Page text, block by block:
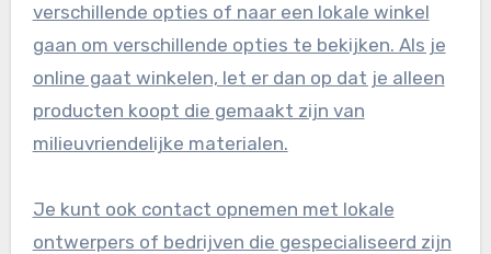
verschillende opties of naar een lokale winkel
gaan om verschillende opties te bekijken. Als je
online gaat winkelen, let er dan op dat je alleen
producten koopt die gemaakt zijn van
milieuvriendelijke materialen.
Je kunt ook contact opnemen met lokale
ontwerpers of bedrijven die gespecialiseerd zijn